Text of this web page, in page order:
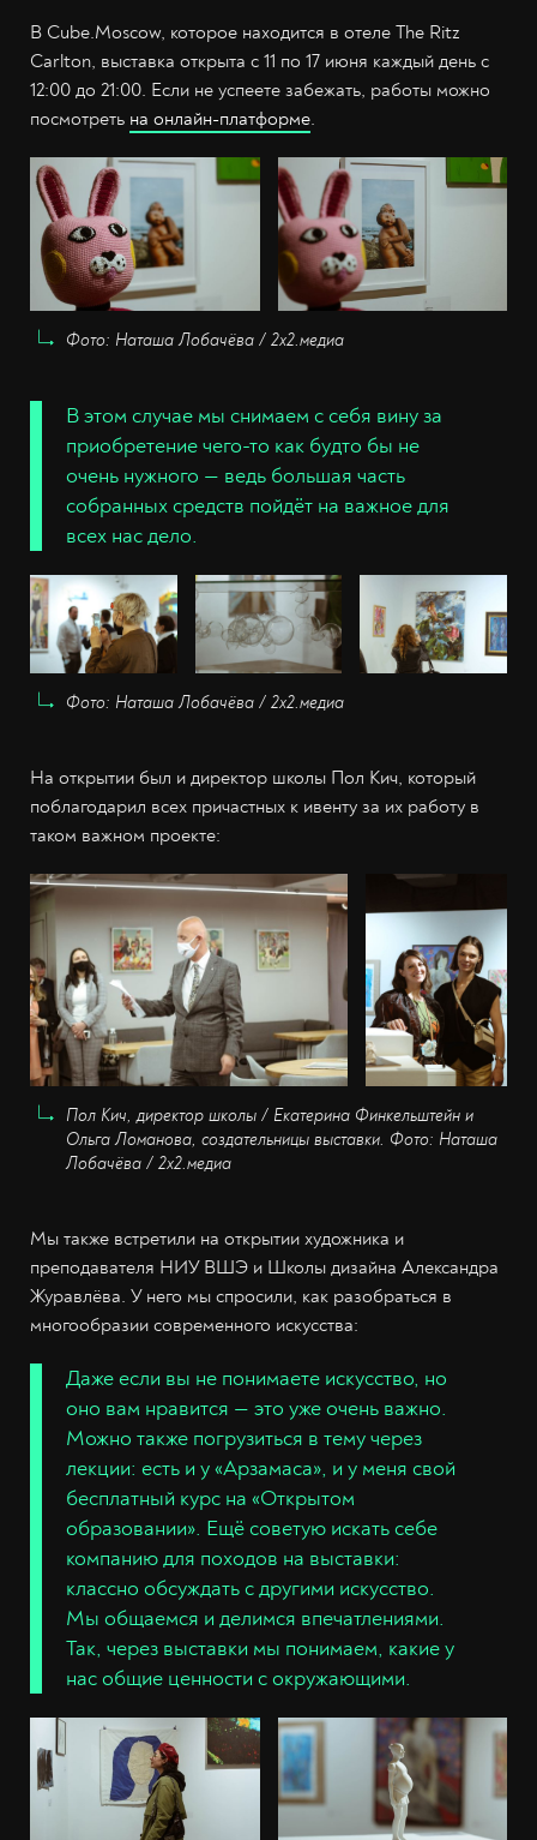
В Cube.Moscow, которое находится в отеле The Ritz
Carlton, выставка открыта с 11 по 17 июня каждый день с
12:00 до 21:00. Если не успеете забежать, работы можно
посмотреть на онлайн-платформе.
Фото: Наташа Лобачёва / 2х2.медиа
В этом случае мы снимаем с себя вину за
приобретение чего-то как будто бы не
очень нужного — ведь большая часть
собранных средств пойдёт на важное для
всех нас дело.
Фото: Наташа Лобачёва / 2х2.медиа
На открытии был и директор школы Пол Кич, который
поблагодарил всех причастных к ивенту за их работу в
таком важном проекте:
Пол Кич, директор школы / Екатерина Финкельштейн и
Ольга Ломанова, создательницы выставки. Фото: Наташа
Лобачёва / 2х2.медиа
Мы также встретили на открытии художника и
преподавателя НИУ ВШЭ и Школы дизайна Александра
Журавлёва. У него мы спросили, как разобраться в
многообразии современного искусства:
Даже если вы не понимаете искусство, но
оно вам нравится — это уже очень важно.
Можно также погрузиться в тему через
лекции: есть и у «Арзамаса», и у меня свой
бесплатный курс на «Открытом
образовании». Ещё советую искать себе
компанию для походов на выставки:
классно обсуждать с другими искусство.
Мы общаемся и делимся впечатлениями.
Так, через выставки мы понимаем, какие у
нас общие ценности с окружающими.